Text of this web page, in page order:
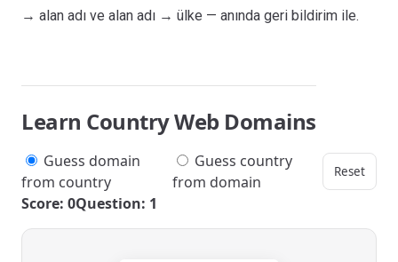
→ alan adı ve alan adı → ülke — anında geri bildirim ile.
Learn Country Web Domains
Guess domain
from country
Guess country
from domain
Reset
Score: 0Question: 1